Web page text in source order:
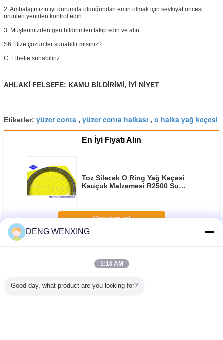
2. Ambalajımızın iyi durumda olduğundan emin olmak için sevkiyat öncesi
ürünleri yeniden kontrol edin
3. Müşterimizden geri bildirimleri takip edin ve alın
S6: Bize çözümler sunabilir misiniz?
C: Elbette sunabiliriz.
AHLAKİ FELSEFE: KAMU BİLDİRİMİ, İYİ NİYET
Etiketler: yüzer conta , yüzer conta halkası , o halka yağ keçesi
En İyi Fiyatı Alın
Toz Silecek O Ring Yağ Keçesi
Kauçuk Malzemesi R2500 Su
Devam et
DahaYüzen Yağ Keçesi
DENG WENXING
1:18 AM
Good day, what product are you looking for?